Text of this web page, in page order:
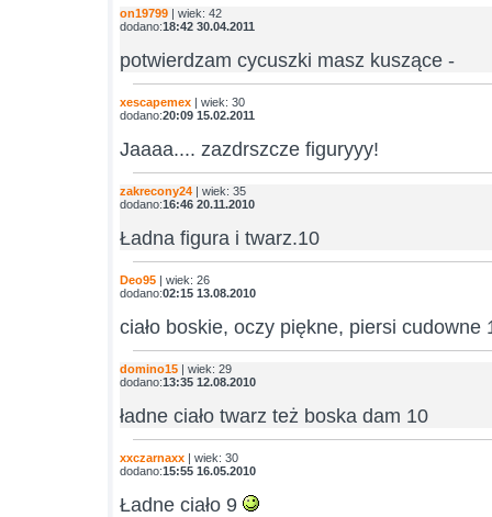
on19799 | wiek: 42
dodano:18:42 30.04.2011
potwierdzam cycuszki masz kuszące -
xescapemex | wiek: 30
dodano:20:09 15.02.2011
Jaaaa.... zazdrszcze figuryyy!
zakrecony24 | wiek: 35
dodano:16:46 20.11.2010
Ładna figura i twarz.10
Deo95 | wiek: 26
dodano:02:15 13.08.2010
ciało boskie, oczy piękne, piersi cudowne
domino15 | wiek: 29
dodano:13:35 12.08.2010
ładne ciało twarz też boska dam 10
xxczarnaxx | wiek: 30
dodano:15:55 16.05.2010
Ładne ciało 9